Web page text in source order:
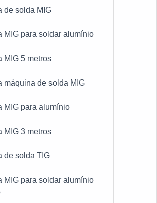
de solda MIG
MIG para soldar alumínio
MIG 5 metros
máquina de solda MIG
MIG para alumínio
MIG 3 metros
de solda TIG
MIG para soldar alumínio